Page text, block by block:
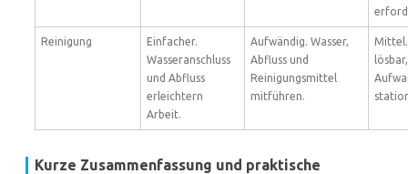
Reinigung
Einfacher.
Wasseranschluss
und Abfluss
erleichtern
Arbeit.
Aufwändig. Wasser,
Abfluss und
Reinigungsmittel
mitführen.
Kurze Zusammenfassung und praktische